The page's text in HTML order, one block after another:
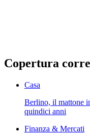
Copertura
Casa
Berlino, il mattone
quindici anni
Finanza & Mercati